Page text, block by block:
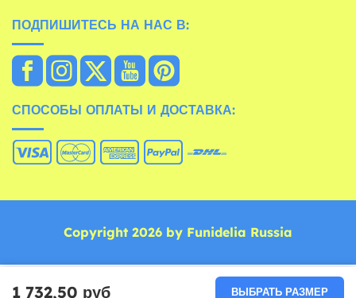
1 732,50 руб ВЫБРАТЬ РАЗМЕР
ПОДПИШИТЕСЬ НА НАС В:
СПОСОБЫ ОПЛАТЫ И ДОСТАВКА:
Copyright 2026 by Funidelia Russia